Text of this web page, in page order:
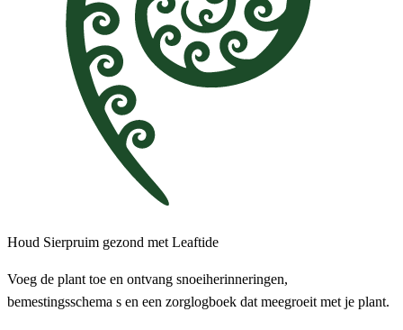
Houd Sierpruim gezond met Leaftide
Voeg de plant toe en ontvang snoeiherinneringen,
bemestingsschema s en een zorglogboek dat meegroeit met je plant.